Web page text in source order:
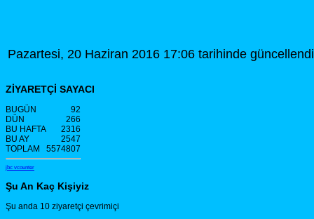
Pazartesi, 20 Haziran 2016 17:06 tarihinde güncellendi
ZİYARETÇİ SAYACI
BUGÜN
92
DÜN
266
BU HAFTA
2316
BU AY
2547
TOPLAM
5574807
jbc vcounter
Şu An Kaç Kişiyiz
Şu anda 10 ziyaretçi çevrimiçi